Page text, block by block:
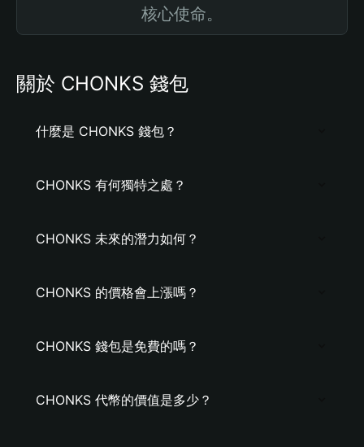
核心使命。
關於 CHONKS 錢包
什麼是 CHONKS 錢包？
CHONKS 有何獨特之處？
CHONKS 未來的潛力如何？
CHONKS 的價格會上漲嗎？
CHONKS 錢包是免費的嗎？
CHONKS 代幣的價值是多少？